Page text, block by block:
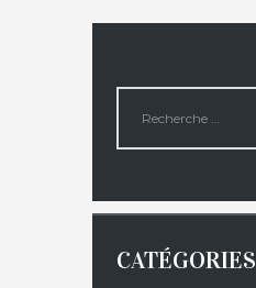
CATÉGORIES